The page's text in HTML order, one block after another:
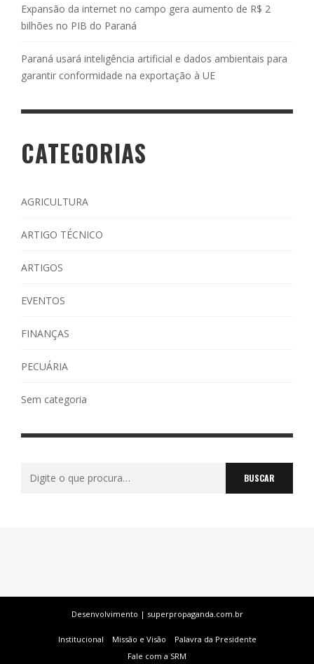
Expansão da internet no campo gera aumento de R$ 2
bilhões no PIB do Paraná
Paraná usará inteligência artificial e dados ambientais para
garantir conformidade na exportação à UE
CATEGORIAS
AGRICULTURA
ARTIGO TÉCNICO
ARTIGOS
EVENTOS
FINANÇAS
PECUÁRIA
Sem categoria
Desenvolvimento | superpropaganda.com.br
Institucional Missão e Visão
Palavra da Presidente
Fale com a SRM